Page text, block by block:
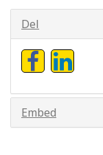
Del
Embed